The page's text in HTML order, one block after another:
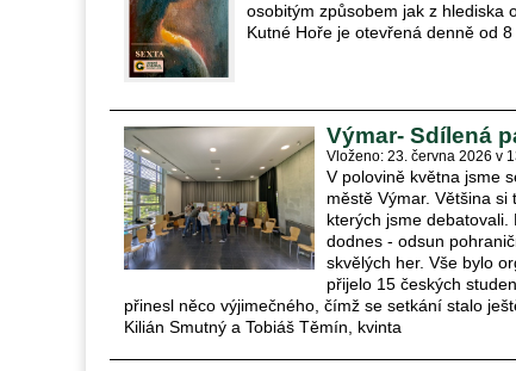
osobitým způsobem jak z hlediska
Kutné Hoře je otevřená denně od 8
Výmar- Sdílená
Vloženo: 23. června 2026 v
V polovině května jsme
městě Výmar. Většina
kterých jsme
dodnes - odsun
skvělých her. Vše bylo
přijelo 15 českých
přinesl něco výjimečného, čímž se setkání stalo
Kilián Smutný a Tobiáš Těmín, kvinta